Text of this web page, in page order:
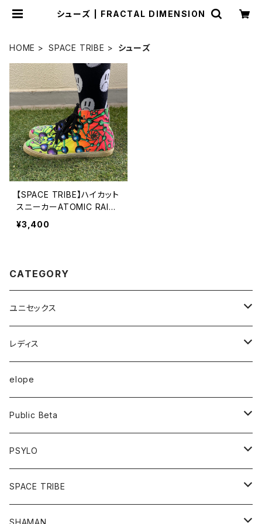
シューズ | FRACTAL DIMENSION
HOME SPACE TRIBE シューズ
【SPACE TRIBE】ハイカット
スニーカーATOMIC RAIN
BOW-GR/OR
¥3,400
CATEGORY
ユニセックス
半袖Tシャツ
長袖Tシャツ
フーディー
パンツ
シューズ
服飾雑貨
レディス
トップス
ボトム
ワンピース
オールインワン
シューズ
elope
Public Beta
半袖Tシャツ
フーディー
長袖Tシャツ
PSYLO
トップス
ボトム
SPACE TRIBE
Tシャツ
SHAMAN